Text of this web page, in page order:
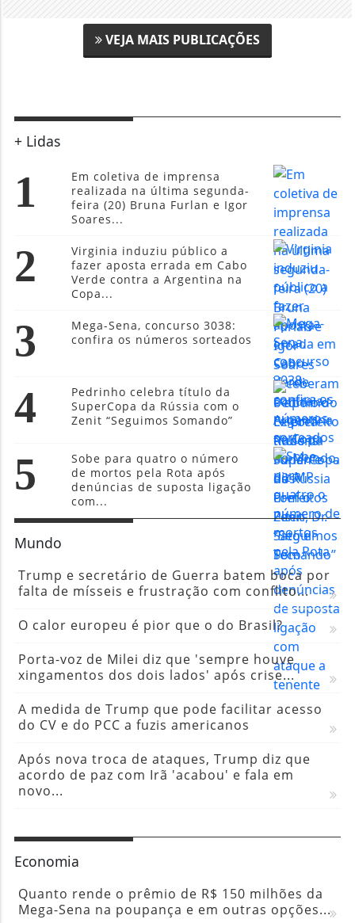
VEJA MAIS PUBLICAÇÕES
+ Lidas
1
Em coletiva de imprensa
realizada na última segunda-
feira (20) Bruna Furlan e Igor
Soares...
2
Virginia induziu público a
fazer aposta errada em Cabo
Verde contra a Argentina na
Copa...
3
Mega-Sena, concurso 3038:
confira os números sorteados
4
Pedrinho celebra título da
SuperCopa da Rússia com o
Zenit “Seguimos Somando”
5
Sobe para quatro o número
de mortos pela Rota após
denúncias de suposta ligação
com...
Mundo
Trump e secretário de Guerra batem boca por
falta de mísseis e frustração com conflito...
O calor europeu é pior que o do Brasil?
Porta-voz de Milei diz que 'sempre houve
xingamentos dos dois lados' após crise...
A medida de Trump que pode facilitar acesso
do CV e do PCC a fuzis americanos
Após nova troca de ataques, Trump diz que
acordo de paz com Irã 'acabou' e fala em
novo...
Economia
Quanto rende o prêmio de R$ 150 milhões da
Mega-Sena na poupança e em outras opções...